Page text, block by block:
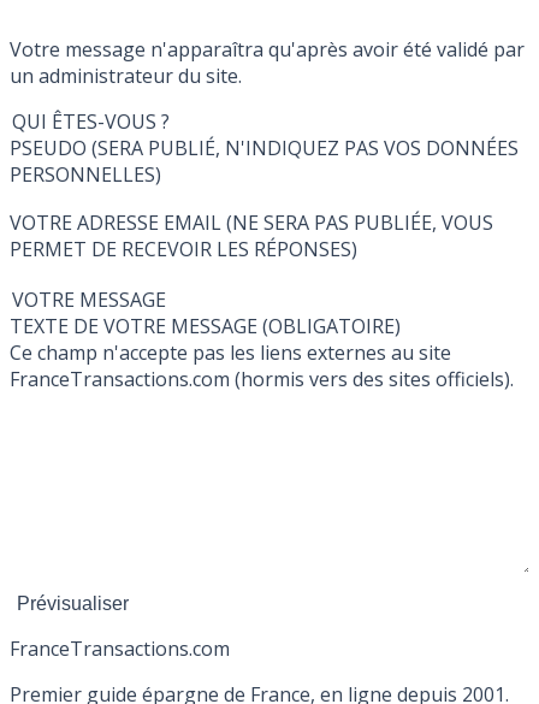
Votre message n'apparaîtra qu'après avoir été validé par
un administrateur du site.
QUI ÊTES-VOUS ?
PSEUDO (SERA PUBLIÉ, N'INDIQUEZ PAS VOS DONNÉES
PERSONNELLES)
VOTRE ADRESSE EMAIL (NE SERA PAS PUBLIÉE, VOUS
PERMET DE RECEVOIR LES RÉPONSES)
VOTRE MESSAGE
TEXTE DE VOTRE MESSAGE (OBLIGATOIRE)
Ce champ n'accepte pas les liens externes au site
FranceTransactions.com (hormis vers des sites officiels).
FranceTransactions.com
Premier guide épargne de France, en ligne depuis 2001.